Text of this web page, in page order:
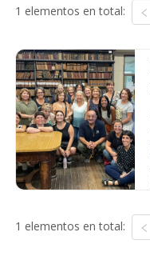
1 elementos en total:
1 elementos en total: